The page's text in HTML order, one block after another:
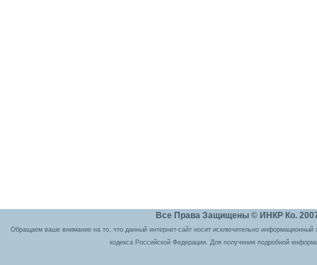
Все Права Защищены © ИНКР Ко.
Обращаем ваше внимание на то, что данный интернет-сайт носит исключительно
кодекса Российской Федерации. Для получения подробной